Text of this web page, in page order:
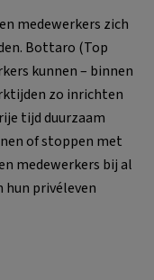
medewerkers zich
Bottaro (Top
kunnen – binnen
zo inrichten
tijd duurzaam
of stoppen met
medewerkers bij al
hun privéleven